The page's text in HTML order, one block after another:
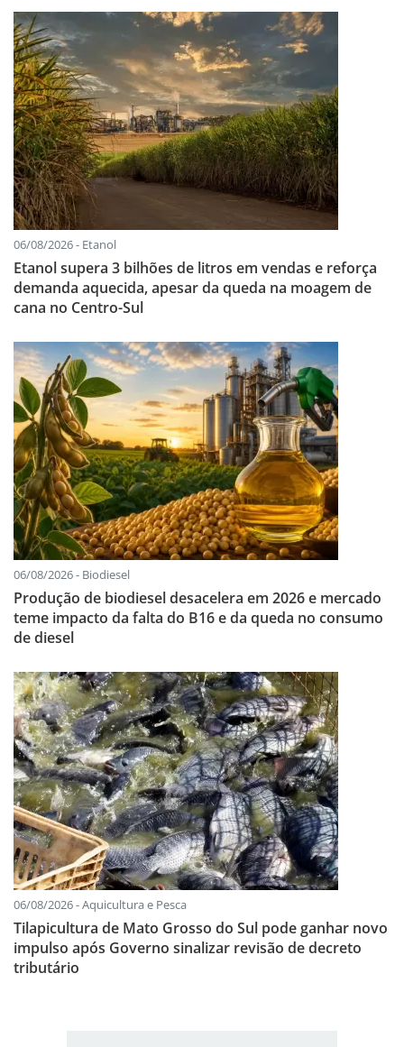
06/08/2026 - Etanol
Etanol supera 3 bilhões de litros em vendas e reforça
demanda aquecida, apesar da queda na moagem de
cana no Centro-Sul
06/08/2026 - Biodiesel
Produção de biodiesel desacelera em 2026 e mercado
teme impacto da falta do B16 e da queda no consumo
de diesel
06/08/2026 - Aquicultura e Pesca
Tilapicultura de Mato Grosso do Sul pode ganhar novo
impulso após Governo sinalizar revisão de decreto
tributário